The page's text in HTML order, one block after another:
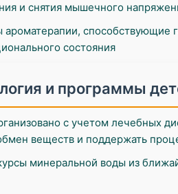
и снятия мышечного
ароматерапии, способствующие
состояния
и программы
с учетом лечебных
веществ и поддержать
минеральной воды из